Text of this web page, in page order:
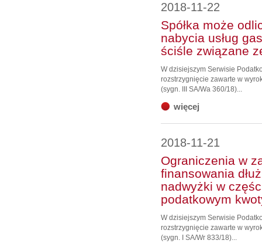
2018-11-22
Spółka może
nabycia usług
ściśle związane
W dzisiejszym Serwisie
rozstrzygnięcie zawarte w
(sygn. III SA/Wa 360/18)...
więcej
2018-11-21
Ograniczenia w
finansowania
nadwyżki w
podatkowym
W dzisiejszym Serwisie
rozstrzygnięcie zawarte w
(sygn. I SA/Wr 833/18)...